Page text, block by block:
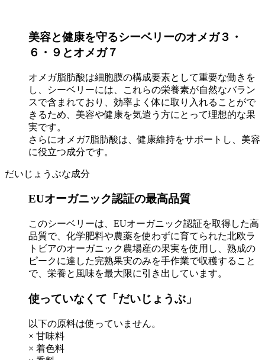
美容と健康を守るシーベリーのオメガ３・
６・９とオメガ７
オメガ脂肪酸は細胞膜の構成要素として重要な働きを
し、シーベリーには、これらの栄養素が自然なバラン
スで含まれており、効率よく体に取り入れることがで
きるため、美容や健康を気遣う方にとって理想的な果
実です。
さらにオメガ7脂肪酸は、健康維持をサポートし、美容
に役立つ成分です。
だいじょうぶな成分
EUオーガニック認証の最高品質
このシーベリーは、EUオーガニック認証を取得した高
品質で、化学肥料や農薬を使わずに育てられた北欧ラ
トビアのオーガニック農場産の果実を使用し、熟成の
ピークに達した完熟果実のみを手作業で収穫すること
で、栄養と風味を最大限に引き出しています。
使っていなくて「だいじょうぶ」
以下の原料は使っていません。
× 甘味料
× 着色料